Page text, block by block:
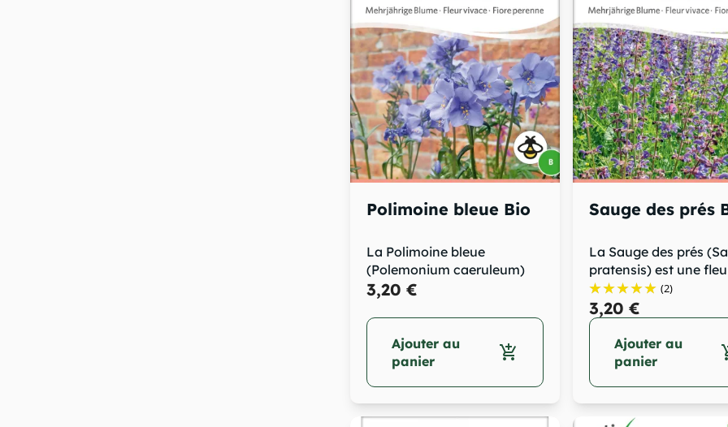
Polimoine bleue Bio
La Polimoine bleue
(Polemonium caeruleum)
est une fleur...
3,20 €
Ajouter au
panier
add_shopping_cart
Sauge des prés
La Sauge des prés
pratensis) est une
vivace...
(2)
3,20 €
Ajouter au
panier